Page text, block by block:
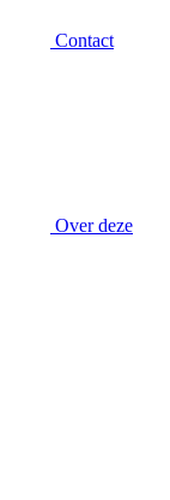
Contact
Over deze